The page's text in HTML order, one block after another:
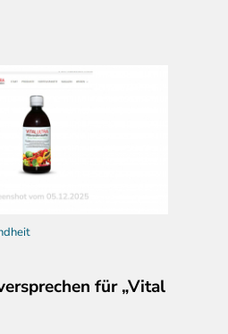
für „Vital